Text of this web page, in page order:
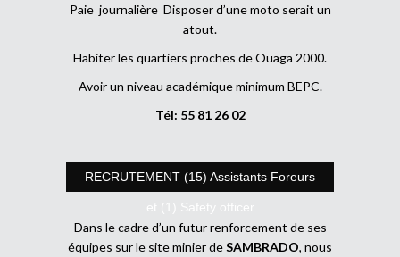
Paie journalière Disposer d’une moto serait un
atout.
Habiter les quartiers proches de Ouaga 2000.
Avoir un niveau académique minimum BEPC.
Tél: 55 81 26 02
RECRUTEMENT (15) Assistants Foreurs
et (1) Safety officer
Dans le cadre d’un futur renforcement de ses
équipes sur le site minier deSAMBRADO, nous